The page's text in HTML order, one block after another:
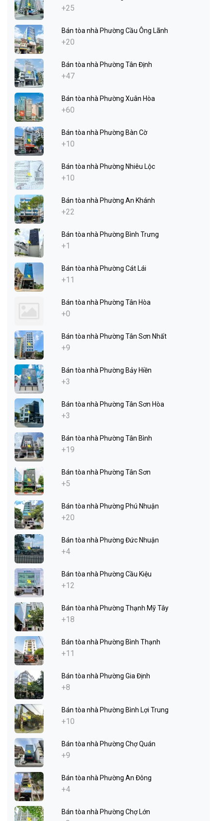
+25
Bán tòa nhà Phường Cầu Ông Lãnh
+20
Bán tòa nhà Phường Tân Định
+47
Bán tòa nhà Phường Xuân Hòa
+60
Bán tòa nhà Phường Bàn Cờ
+10
Bán tòa nhà Phường Nhiêu Lộc
+10
Bán tòa nhà Phường An Khánh
+22
Bán tòa nhà Phường Bình Trưng
+1
Bán tòa nhà Phường Cát Lái
+11
Bán tòa nhà Phường Tân Hòa
+0
Bán tòa nhà Phường Tân Sơn Nhất
+9
Bán tòa nhà Phường Bảy Hiền
+3
Bán tòa nhà Phường Tân Sơn Hòa
+3
Bán tòa nhà Phường Tân Bình
+19
Bán tòa nhà Phường Tân Sơn
+5
Bán tòa nhà Phường Phú Nhuận
+20
Bán tòa nhà Phường Đức Nhuận
+4
Bán tòa nhà Phường Cầu Kiệu
+12
Bán tòa nhà Phường Thạnh Mỹ Tây
+18
Bán tòa nhà Phường Bình Thạnh
+11
Bán tòa nhà Phường Gia Định
+8
Bán tòa nhà Phường Bình Lợi Trung
+10
Bán tòa nhà Phường Chợ Quán
+9
Bán tòa nhà Phường An Đông
+4
Bán tòa nhà Phường Chợ Lớn